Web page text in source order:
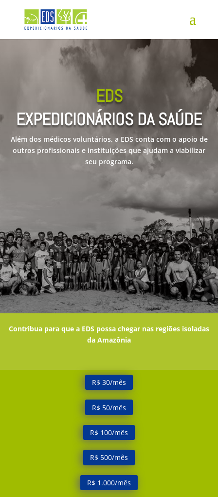
EDS
EXPEDICIONÁRIOS DA SAÚDE
Além dos médicos voluntários, a EDS conta com o apoio de
outros profissionais e instituições que ajudam a viabilizar
seu programa.
Contribua para que a EDS possa chegar nas regiões isoladas
da Amazônia
R$ 30/mês
R$ 50/mês
R$ 100/mês
R$ 500/mês
R$ 1.000/mês